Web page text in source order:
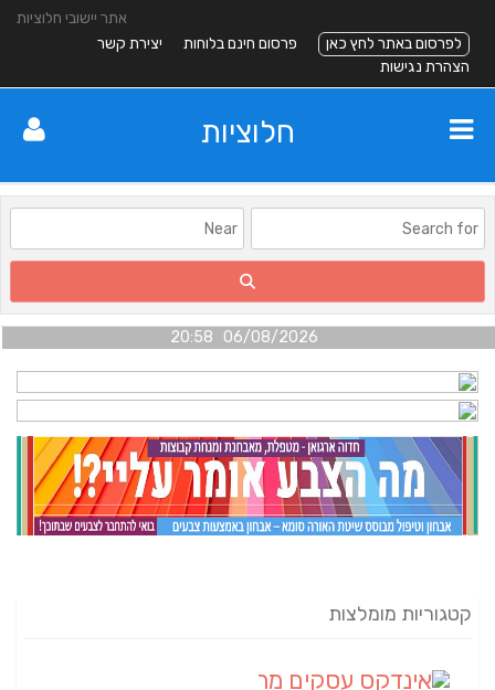
אתר יישובי חלוציות
לפרסום באתר לחץ כאן
פרסום חינם בלוחות
יצירת קשר
הצהרת נגישות
חלוציות
06/08/2026 20:58
קטגוריות מומלצות